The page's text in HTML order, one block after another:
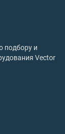
подбору и
Vector